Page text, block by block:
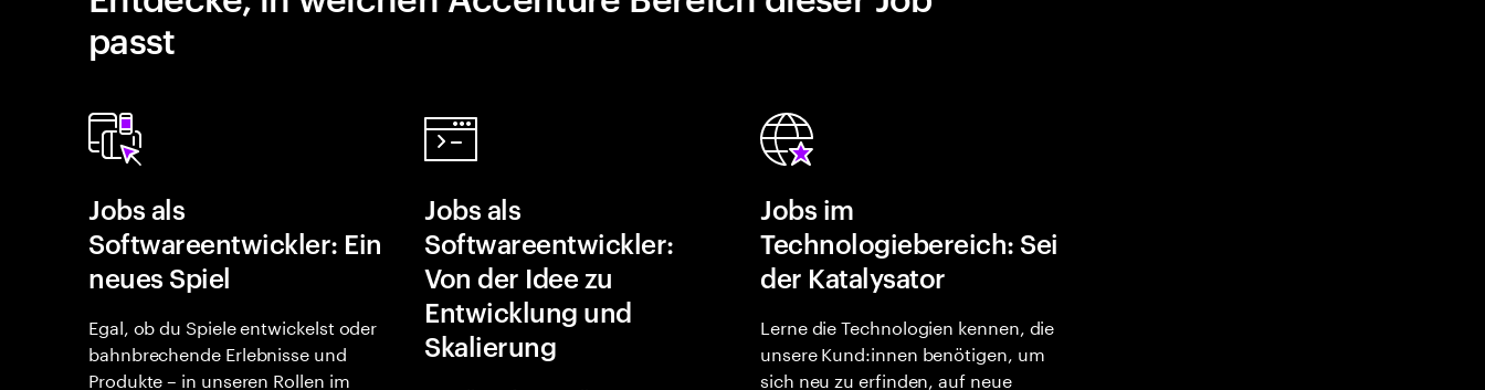
passt
Jobs als
Softwareentwickler: Ein
neues Spiel
Egal, ob du Spiele entwickelst oder
bahnbrechende Erlebnisse und
Produkte – in unseren Rollen im
Jobs als
Softwareentwickler:
Von der Idee zu
Entwicklung und
Skalierung
Jobs im
Technologiebereich: Sei
der Katalysator
Lerne die Technologien kennen, die
unsere Kund:innen benötigen, um
sich neu zu erfinden, auf neue